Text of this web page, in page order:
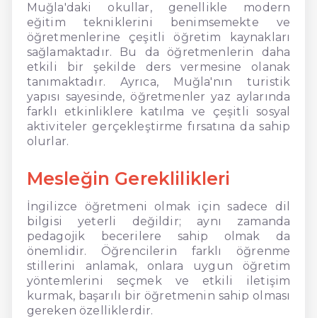
Muğla'daki okullar, genellikle modern
eğitim tekniklerini benimsemekte ve
öğretmenlerine çeşitli öğretim kaynakları
sağlamaktadır. Bu da öğretmenlerin daha
etkili bir şekilde ders vermesine olanak
tanımaktadır. Ayrıca, Muğla'nın turistik
yapısı sayesinde, öğretmenler yaz aylarında
farklı etkinliklere katılma ve çeşitli sosyal
aktiviteler gerçekleştirme fırsatına da sahip
olurlar.
Mesleğin Gereklilikleri
İngilizce öğretmeni olmak için sadece dil
bilgisi yeterli değildir; aynı zamanda
pedagojik becerilere sahip olmak da
önemlidir. Öğrencilerin farklı öğrenme
stillerini anlamak, onlara uygun öğretim
yöntemlerini seçmek ve etkili iletişim
kurmak, başarılı bir öğretmenin sahip olması
gereken özelliklerdir.